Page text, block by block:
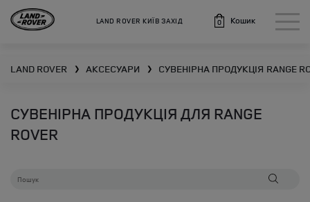
LAND ROVER КИЇВ ЗАХІД 0 Кошик
LAND ROVER ❯ АКСЕСУАРИ ❯ СУВЕНІРНА ПРОДУКЦІЯ RANGE
СУВЕНІРНА ПРОДУКЦІЯ ДЛЯ RANGE
ROVER